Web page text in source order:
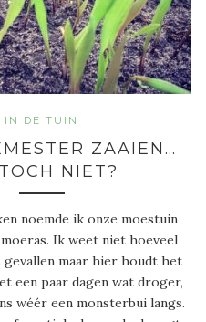
IN DE TUIN
ZAAIEN…
NIET?
noemde ik onze moestuin
Ik weet niet hoeveel
maar hier houdt het
een paar dagen wat droger,
wéér een monsterbui langs.